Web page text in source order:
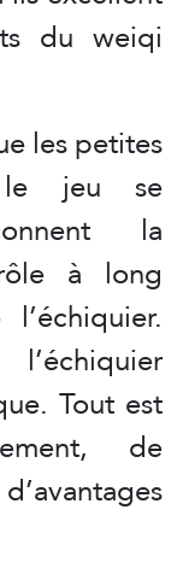
du weiqi
les petites
le jeu se
la
à long
Tout est
de